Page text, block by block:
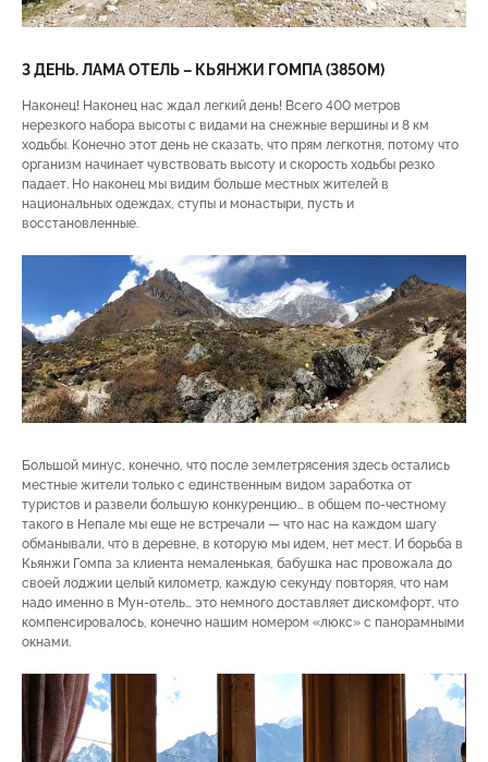
3 ДЕНЬ. ЛАМА ОТЕЛЬ – КЬЯНЖИ ГОМПА (3850М)
Наконец! Наконец нас ждал легкий день! Всего 400 метров
нерезкого набора высоты с видами на снежные вершины и 8 км
ходьбы. Конечно этот день не сказать, что прям легкотня, потому что
организм начинает чувствовать высоту и скорость ходьбы резко
падает. Но наконец мы видим больше местных жителей в
национальных одеждах, ступы и монастыри, пусть и
восстановленные.
Большой минус, конечно, что после землетрясения здесь остались
местные жители только с единственным видом заработка от
туристов и развели большую конкуренцию… в общем по-честному
такого в Непале мы еще не встречали — что нас на каждом шагу
обманывали, что в деревне, в которую мы идем, нет мест. И борьба в
Кьянжи Гомпа за клиента немаленькая, бабушка нас провожала до
своей лоджии целый километр, каждую секунду повторяя, что нам
надо именно в Мун-отель… это немного доставляет дискомфорт, что
компенсировалось, конечно нашим номером «люкс» с панорамными
окнами.